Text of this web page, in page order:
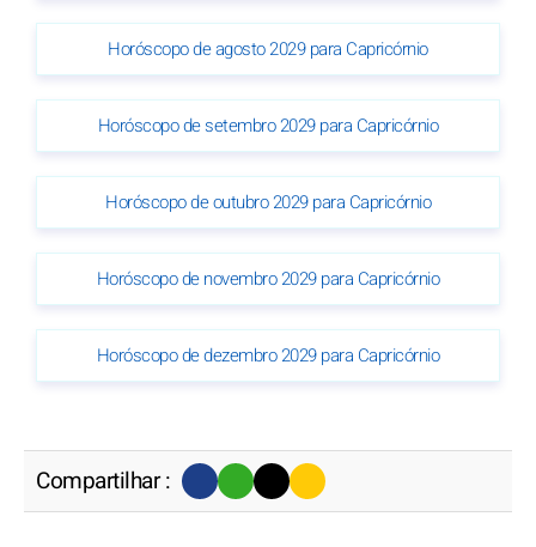
Horóscopo de agosto 2029 para Capricórnio
Horóscopo de setembro 2029 para Capricórnio
Horóscopo de outubro 2029 para Capricórnio
Horóscopo de novembro 2029 para Capricórnio
Horóscopo de dezembro 2029 para Capricórnio
Compartilhar :